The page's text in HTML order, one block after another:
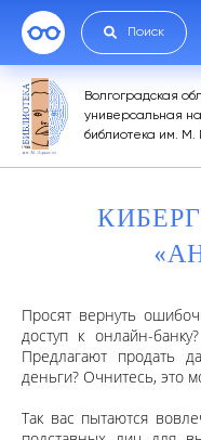
Поиск
Волгоградская
универсальная
библиотека им. М.
Просят вернуть
доступ к онлайн-
Предлагают продать
деньги? Очнитесь, это
Так вас пытаются